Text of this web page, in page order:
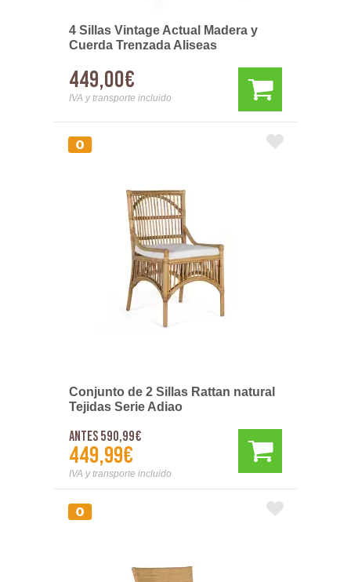
4 Sillas Vintage Actual Madera y
Cuerda Trenzada Aliseas
449,00€
IVA y transporte incluido
Conjunto de 2 Sillas Rattan natural
Tejidas Serie Adiao
Antes 590,99€
449,99€
IVA y transporte incluido